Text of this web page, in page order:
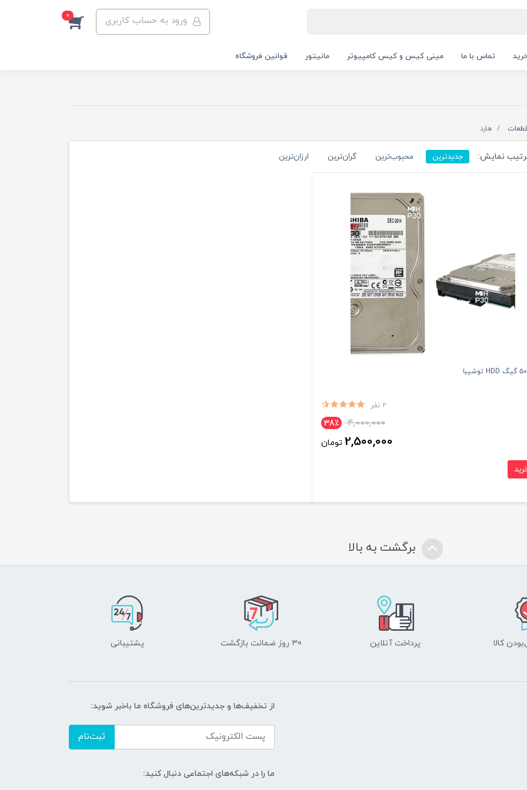
ورود به حساب کاربری 0
تماس با ما مینی کیس و کیس کامپیوتر مانیتور قوانین فروشگاه
هارد
نمایش: جدیدترین محبوب‌ترین گران‌ترین ارزان‌ترین
2 نفر
4,000,000 38٪
2,500,000 تومان
برگشت به بالا
کالا پرداخت آنلاین 30 روز ضمانت بازگشت پشتیبانی
از تخفیف‌ها و جدیدترین‌های فروشگاه ما باخبر شوید:
ثبت‌نام
ما را در شبکه‌های اجتماعی دنبال کنید: